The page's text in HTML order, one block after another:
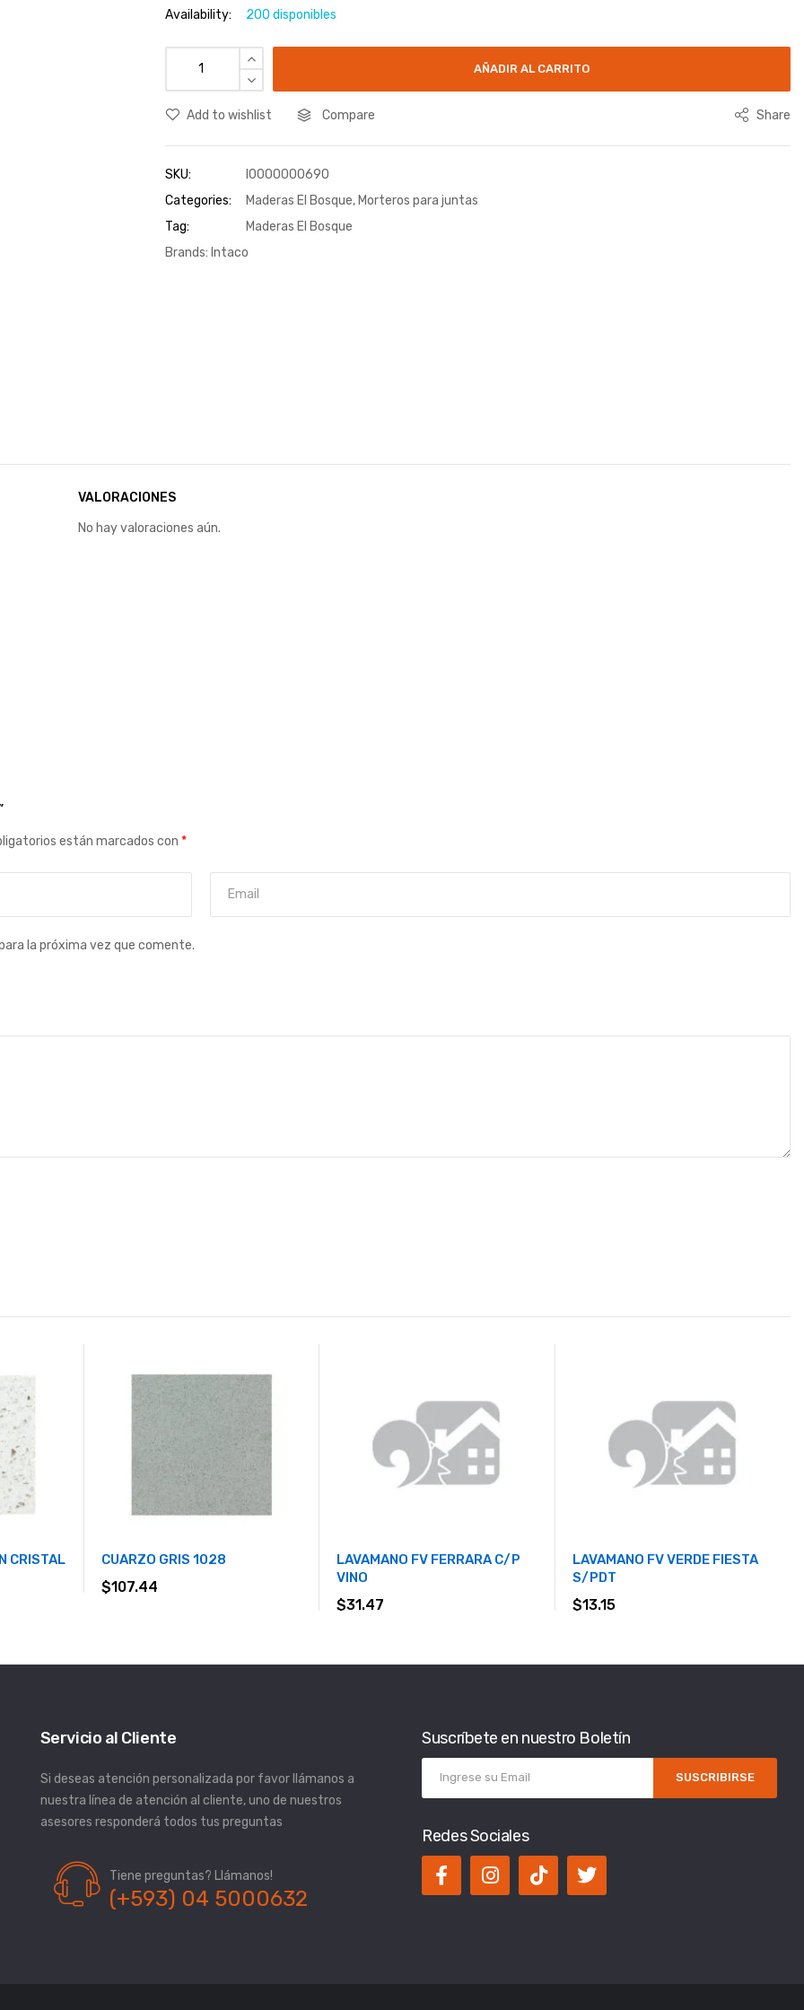
Availability: 200 disponibles
AÑADIR AL CARRITO
Add to wishlist Compare Share
SKU:
I0000000690
Categories:
Maderas El Bosque, Morteros para juntas
Tag:
Maderas El Bosque
Brands: Intaco
VALORACIONES
No hay valoraciones aún.
están marcados con *
la próxima vez que comente.
CRISTAL CUARZO GRIS 1028
$107.44
LAVAMANO FV FERRARA C/P
VINO
$31.47
LAVAMANO FV VERDE FIESTA
S/PDT
$13.15
Servicio al Cliente
Si deseas atención personalizada por favor llámanos a
nuestra línea de atención al cliente, uno de nuestros
asesores responderá todos tus preguntas
Tiene preguntas? Llámanos!
(+593) 04 5000632
Suscríbete en nuestro Boletín
SUSCRIBIRSE
Redes Sociales